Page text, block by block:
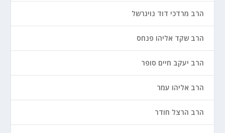
הרב מרדכי דוד נויגרשל
הרב שקד אליהו פנחס
הרב יעקב חיים סופר
הרב אליהו עמר
הרב הרצל חודר